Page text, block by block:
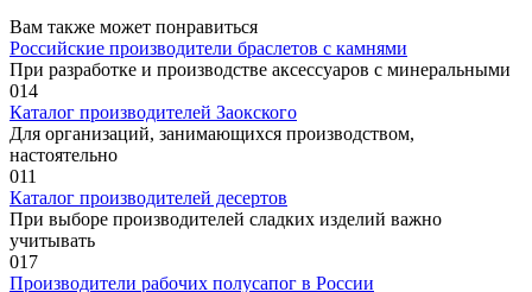
Вам также может понравиться
Российские производители браслетов с камнями
При разработке и производстве аксессуаров с минеральными
014
Каталог производителей Заокского
Для организаций, занимающихся производством,
настоятельно
011
Каталог производителей десертов
При выборе производителей сладких изделий важно
учитывать
017
Производители рабочих полусапог в России